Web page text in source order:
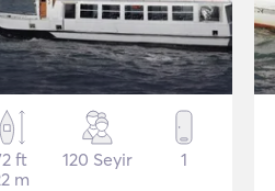
ft
m
120 Seyir 1